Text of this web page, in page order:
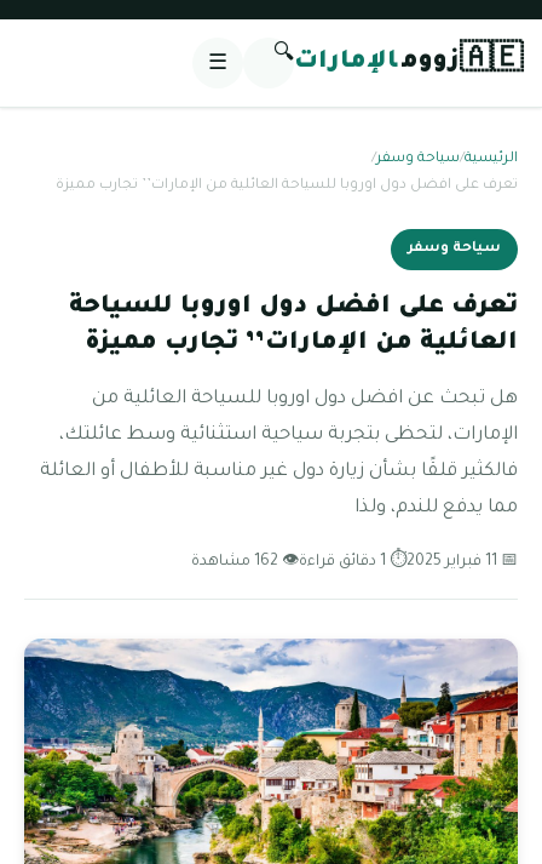
🇦🇪زوومالإمارات🔍
☰
الرئيسية/سياحة وسفر/
تعرف على افضل دول اوروبا للسياحة العائلية من الإمارات’’ تجارب مميزة
سياحة وسفر
تعرف على افضل دول اوروبا للسياحة
العائلية من الإمارات’’ تجارب مميزة
هل تبحث عن افضل دول اوروبا للسياحة العائلية من
الإمارات، لتحظى بتجربة سياحية استثنائية وسط عائلتك،
فالكثير قلقًا بشأن زيارة دول غير مناسبة للأطفال أو العائلة
مما يدفع للندم، ولذا
📅 11 فبراير 2025 ⏱ 1 دقائق قراءة 👁 162 مشاهدة